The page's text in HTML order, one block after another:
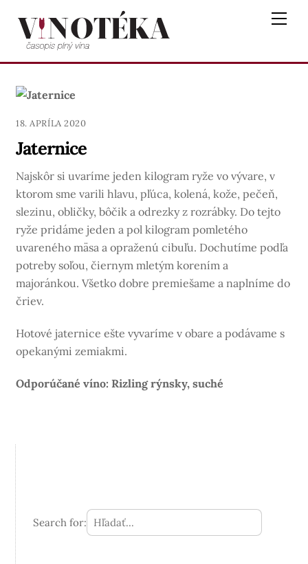
content
18. APRÍLA 2020
Jaternice
Najskôr si uvaríme jeden kilogram ryže vo vývare, v
ktorom sme varili hlavu, pľúca, kolená, kože, pečeň,
slezinu, obličky, bôčik a odrezky z rozrábky. Do tejto
ryže pridáme jeden a pol kilogram pomletého
uvareného mäsa a opraženú cibuľu. Dochutíme podľa
potreby soľou, čiernym mletým korením a
majoránkou. Všetko dobre premiešame a naplníme do
čriev.
Hotové jaternice ešte vyvaríme v obare a podávame s
opekanými zemiakmi.
Odporúčané víno: Rizling rýnsky, suché
Search for: